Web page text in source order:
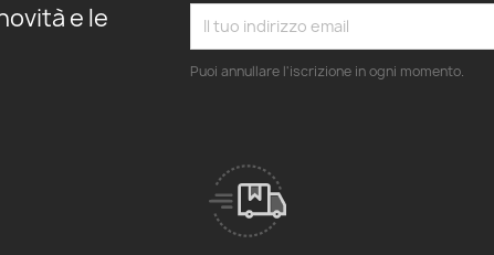
e le
Puoi annullare l'iscrizione in ogni momento.